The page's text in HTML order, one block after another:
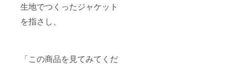
生地でつくったジャケット
を指さし、
「この商品を見てみてくだ